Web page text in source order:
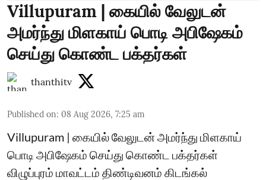
Villupuram | கையில் வேலுடன்
அமர்ந்து மிளகாய் பொடி அபிஷேகம்
செய்து கொண்ட பக்தர்கள்
thanthitv
Published on: 08 Aug 2026, 7:25 am
Villupuram | கையில் வேலுடன் அமர்ந்து மிளகாய்
பொடி அபிஷேகம் செய்து கொண்ட பக்தர்கள்
விழுப்புரம் மாவட்டம் திண்டிவனம் கிடங்கல்